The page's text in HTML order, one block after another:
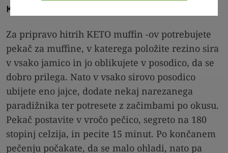
Korak:
Za pripravo hitrih KETO muffin -ov potrebujete
pekač za muffine, v katerega položite rezino sira
v vsako jamico in jo oblikujete v posodico, da se
dobro prilega. Nato v vsako sirovo posodico
ubijete eno jajce, dodate nekaj narezanega
paradižnika ter potresete z začimbami po okusu.
Pekač postavite v vročo pečico, segreto na 180
stopinj celzija, in pecite 15 minut. Po končanem
pečenju počakate, da se malo ohladi, nato pa